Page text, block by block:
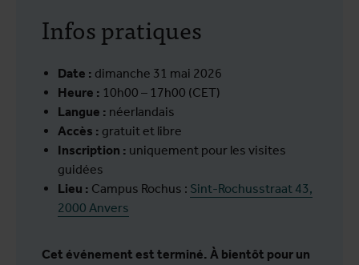
Infos pratiques
Date : dimanche 31 mai 2026
Heure : 10h00 – 17h00 (CET)
Langue : néerlandais
Accès : gratuit et libre
Inscription : uniquement pour les visites
guidées
Lieu : Campus Rochus : Sint-Rochusstraat 43,
2000 Anvers
Cet événement est terminé. À bientôt pour un